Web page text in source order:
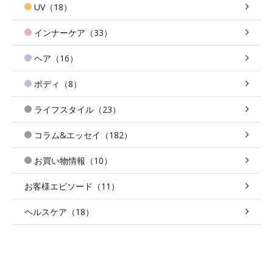
UV（18）
インナーケア（33）
ヘア（16）
ボディ（8）
ライフスタイル（23）
コラム&エッセイ（182）
お買い物情報（10）
お客様エピソード（11）
ヘルスケア（18）